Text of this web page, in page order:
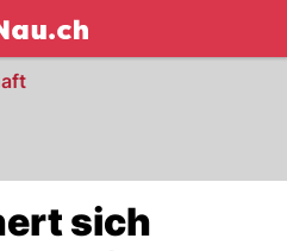
NAU.ch
sich